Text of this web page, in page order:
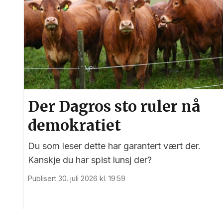
Der Dagros sto ruler nå
demokratiet
Du som leser dette har garantert vært der.
Kanskje du har spist lunsj der?
Publisert 30. juli 2026 kl. 19:59